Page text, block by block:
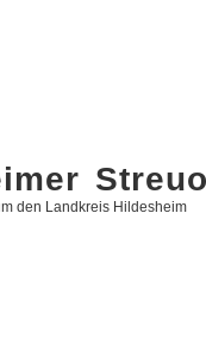
den Landkreis Hildesheim